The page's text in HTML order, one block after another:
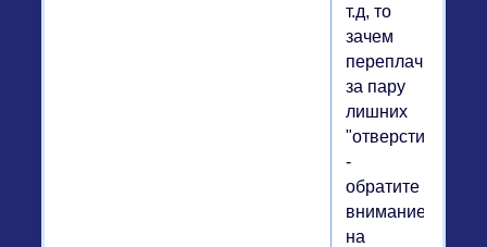
т.д, то
зачем
переплачивать
за пару
лишних
"отверстий"?)
-
обратите
внимание
на